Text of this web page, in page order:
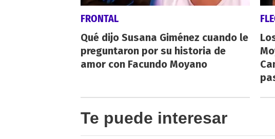
FRONTAL
Qué dijo Susana Giménez cuando le
preguntaron por su historia de
amor con Facundo Moyano
Te puede interesar